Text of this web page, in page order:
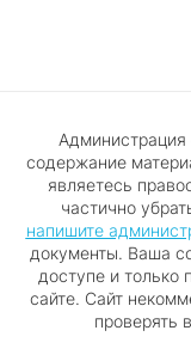
Администрация
содержание
являетесь
частично
напишите
документы. Ваша
доступе и только
сайте. Сайт
проверять